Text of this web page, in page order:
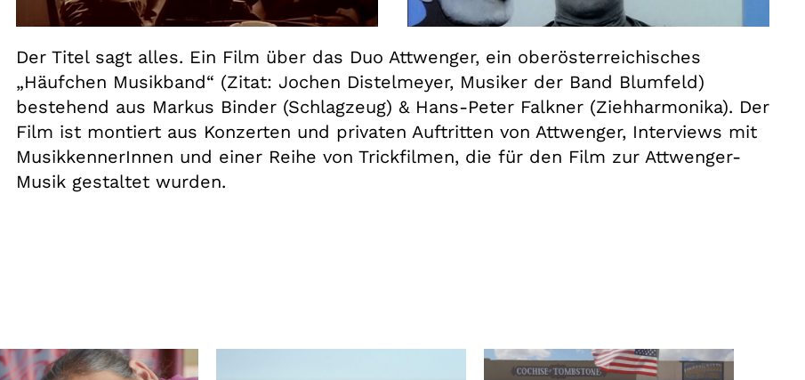
Der Titel sagt alles. Ein Film über das Duo Attwenger, ein oberösterreichisches
„Häufchen Musikband“ (Zitat: Jochen Distelmeyer, Musiker der Band Blumfeld)
bestehend aus Markus Binder (Schlagzeug) & Hans-Peter Falkner (Ziehharmonika). Der
Film ist montiert aus Konzerten und privaten Auftritten von Attwenger, Interviews mit
MusikkennerInnen und einer Reihe von Trickfilmen, die für den Film zur Attwenger-
Musik gestaltet wurden.